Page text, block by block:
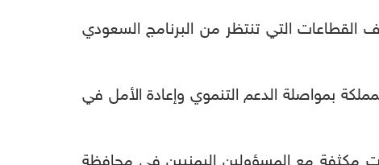
القطاعات التي تنتظر من البرنامج السعودي
بمواصلة الدعم التنموي وإعادة الأمل في